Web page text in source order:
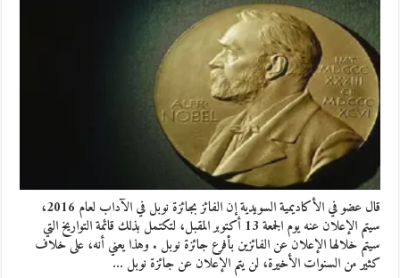
قال عضو في الأكاديمية السويدية إن الفائز بجائزة نوبل في الآداب لعام 2016،
سيتم الإعلان عنه يوم الجمعة 13 أكتوبر المقبل، لتكتمل بذلك قائمة التواريخ التي
سيتم خلالها الإعلان عن الفائزين بأفرع جائزة نوبل . وهذا يعني أنه، على خلاف
كثير من السنوات الأخيرة، لن يتم الإعلان عن جائزة نوبل …